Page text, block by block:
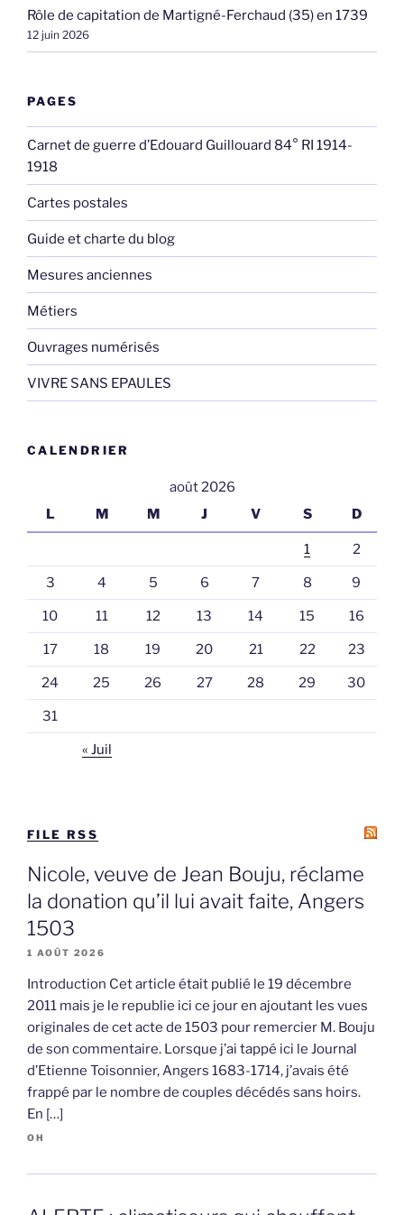
Rôle de capitation de Martigné-Ferchaud (35) en 1739
12 juin 2026
PAGES
Carnet de guerre d’Edouard Guillouard 84° RI 1914-
1918
Cartes postales
Guide et charte du blog
Mesures anciennes
Métiers
Ouvrages numérisés
VIVRE SANS EPAULES
CALENDRIER
août 2026
L
M M J V S D
1 2
3 4 5 6 7 8 9
10 11 12 13 14 15 16
17 18 19 20 21 22 23
24 25 26 27 28 29 30
31
« Juil
FILE RSS
Nicole, veuve de Jean Bouju, réclame
la donation qu’il lui avait faite, Angers
1503
1 AOÛT 2026
Introduction Cet article était publié le 19 décembre
2011 mais je le republie ici ce jour en ajoutant les vues
originales de cet acte de 1503 pour remercier M. Bouju
de son commentaire. Lorsque j’ai tappé ici le Journal
d’Etienne Toisonnier, Angers 1683-1714, j’avais été
frappé par le nombre de couples décédés sans hoirs.
En […]
OH